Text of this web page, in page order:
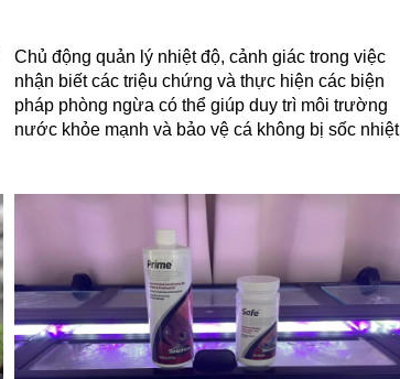
Chủ động quản lý nhiệt độ, cảnh giác trong việc
nhận biết các triệu chứng và thực hiện các biện
pháp phòng ngừa có thể giúp duy trì môi trường
nước khỏe mạnh và bảo vệ cá không bị sốc nhiệt